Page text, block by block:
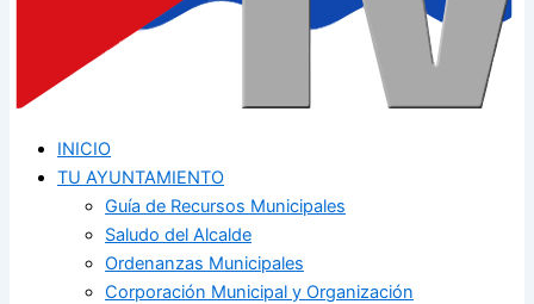
INICIO
TU AYUNTAMIENTO
Guía de Recursos Municipales
Saludo del Alcalde
Ordenanzas Municipales
Corporación Municipal y Organización